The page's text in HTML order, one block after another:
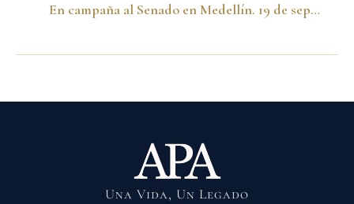
En campaña al Senado en Medellín. 19 de septiembre de 1991
Una Vida, Un Legado